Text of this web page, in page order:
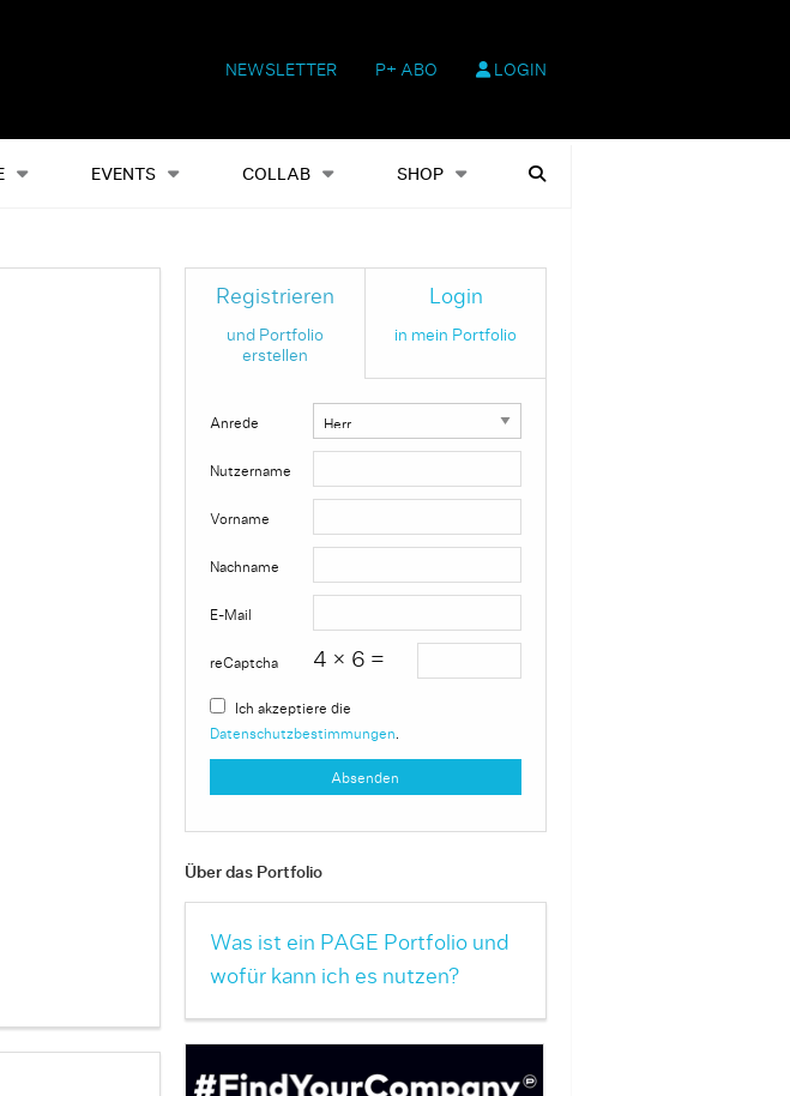
NEWSLETTER P+ ABO LOGIN
EVENTS COLLAB SHOP
Alles Events Shop Heftausgaben Suchen
Registrieren
und Portfolio
erstellen
Login
in mein Portfolio
Anrede
Nutzername
Vorname
Nachname
E-Mail
reCaptcha 4 × 6 =
Ich akzeptiere die
Datenschutzbestimmungen
Über das Portfolio
Was ist ein PAGE Portfolio und
wofür kann ich es nutzen?